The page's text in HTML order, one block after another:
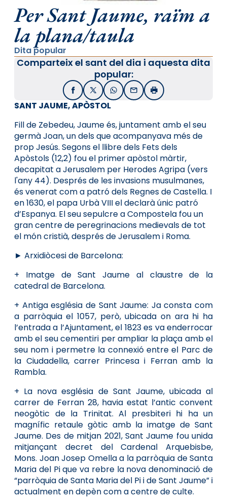
Per Sant Jaume, raïm a
la plana/taula
Dita popular
Comparteix el sant del dia i aquesta dita
popular:
FacebookX / TwitterWhatsApp
EmailImprimir
SANT JAUME, APÒSTOL
Fill de Zebedeu, Jaume és, juntament amb el seu
germà Joan, un dels que acompanyava més de
prop Jesús. Segons el llibre dels Fets dels
Apòstols (12,2) fou el primer apòstol màrtir,
decapitat a Jerusalem per Herodes Agripa (vers
l'any 44). Després de les invasions musulmanes,
és venerat com a patró dels Regnes de Castella. I
en 1630, el papa Urbà VIII el declarà únic patró
d’Espanya. El seu sepulcre a Compostela fou un
gran centre de peregrinacions medievals de tot
el món cristià, després de Jerusalem i Roma.
► Arxidiòcesi de Barcelona:
+ Imatge de Sant Jaume al claustre de la
catedral de Barcelona.
+ Antiga església de Sant Jaume: Ja consta com
a parròquia el 1057, però, ubicada on ara hi ha
l’entrada a l’Ajuntament, el 1823 es va enderrocar
amb el seu cementiri per ampliar la plaça amb el
seu nom i permetre la connexió entre el Parc de
la Ciudadella, carrer Princesa i Ferran amb la
Rambla.
+ La nova església de Sant Jaume, ubicada al
carrer de Ferran 28, havia estat l’antic convent
neogòtic de la Trinitat. Al presbiteri hi ha un
magnífic retaule gòtic amb la imatge de Sant
Jaume. Des de mitjan 2021, Sant Jaume fou unida
mitjançant decret del Cardenal Arquebisbe,
Mons. Joan Josep Omella a la parròquia de Santa
Maria del Pi que va rebre la nova denominació de
“parròquia de Santa Maria del Pi i de Sant Jaume” i
actualment en depèn com a centre de culte.